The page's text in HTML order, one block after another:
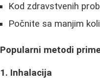
Kod zdravstvenih
Počnite sa manjim
Popularni metodi
1. Inhalacija